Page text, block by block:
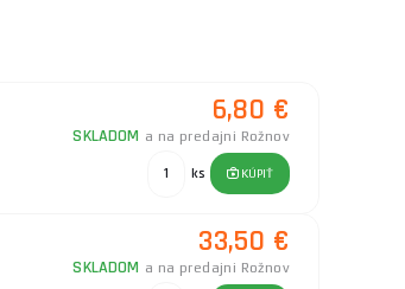
6,80 €
SKLADOM a na predajni Rožnov
ks KÚPIŤ
33,50 €
SKLADOM a na predajni Rožnov